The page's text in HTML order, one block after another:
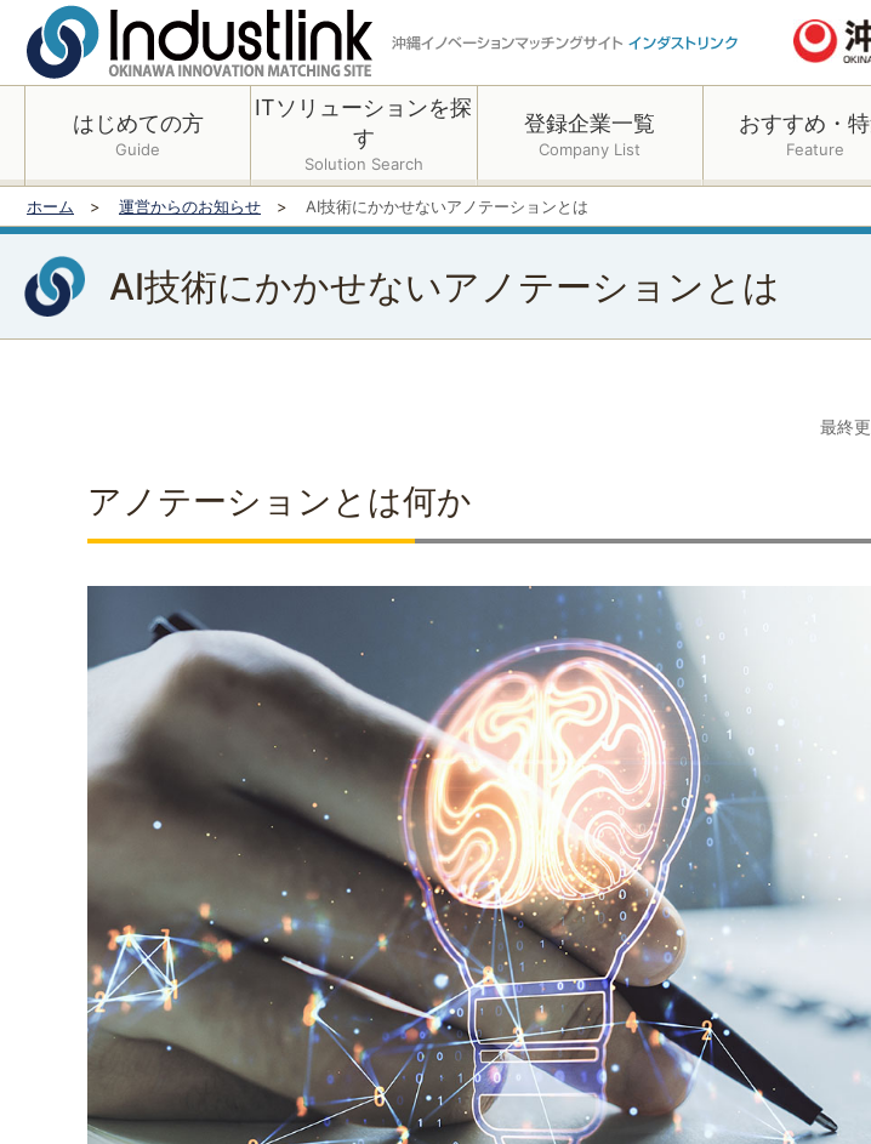
はじめての方
Guide
ITソリューションを探
す
Solution Search
登録企業一覧
Company List
おすすめ・
Feature
ホーム 運営からのお知らせ AI技術にかかせないアノテーションとは
AI技術にかかせないアノテーションとは
最終
アノテーションとは何か